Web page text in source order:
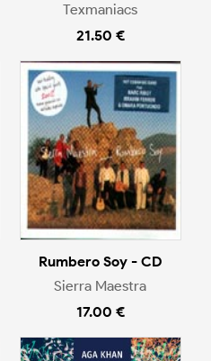
Texmaniacs
21.50 €
Rumbero Soy - CD
Sierra Maestra
17.00 €